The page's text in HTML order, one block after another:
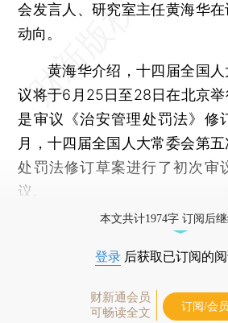
会发言人、研究室主任黄海华
动向。
黄海华介绍，十四届全国人
议将于6月25日至28日在北京
是审议《治安管理处罚法》修
月，十四届全国人大常委会第
处罚法修订草案进行了初次审
议。
本文共计1974字 订阅后
登录 后获取已订阅的
财新通会员
可畅读全文
订阅/会